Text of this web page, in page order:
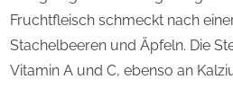
Fruchtfleisch schmeckt nach
Stachelbeeren und Äpfeln. Die
Vitamin A und C, ebenso an